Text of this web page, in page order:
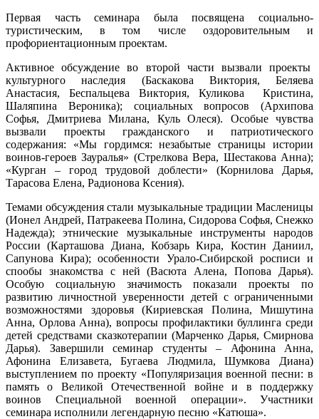
Первая часть семинара была посвящена социально-
туристическим, в том числе оздоровительным и
профориентационным проектам.
Активное обсуждение во второй части вызвали проекты
культурного наследия (Баскакова Виктория, Беляева
Анастасия, Беспальцева Виктория, Куликова Кристина,
Шаляпина Вероника); социальных вопросов (Архипова
Софья, Дмитриева Милана, Куль Олеся). Особые чувства
вызвали проекты гражданского и патриотического
содержания: «Мы гордимся: незабытые страницы истории
воинов-героев Зауралья» (Стрелкова Вера, Шестакова Анна);
«Курган – город трудовой доблести» (Корнилова Дарья,
Тарасова Елена, Радионова Ксения).
Темами обсуждения стали музыкальные традиции Масленицы
(Ионел Андрей, Патракеева Полина, Сидорова Софья, Снежко
Надежда); этнические музыкальные инструменты народов
России (Карташова Диана, Кобзарь Кира, Костин Даниил,
Сапунова Кира); особенности Урало-Сибирской росписи и
спообы знакомства с ней (Васюта Алена, Попова Дарья).
Особую социальную значимость показали проекты по
развитию личностной уверенности детей с ограниченными
возможностями здоровья (Кириевская Полина, Мишутина
Анна, Орлова Анна), вопросы профилактики буллинга среди
детей средствами сказкотерапии (Марченко Дарья, Смирнова
Дарья). Завершили семинар студенты – Афонина Анна,
Афонина Елизавета, Бугаева Людмила, Шумкова Диана)
выступлением по проекту «Популяризация военной песни: в
память о Великой Отечественной войне и в поддержку
воинов Специальной военной операции». Участники
семинара исполнили легендарную песню «Катюша».